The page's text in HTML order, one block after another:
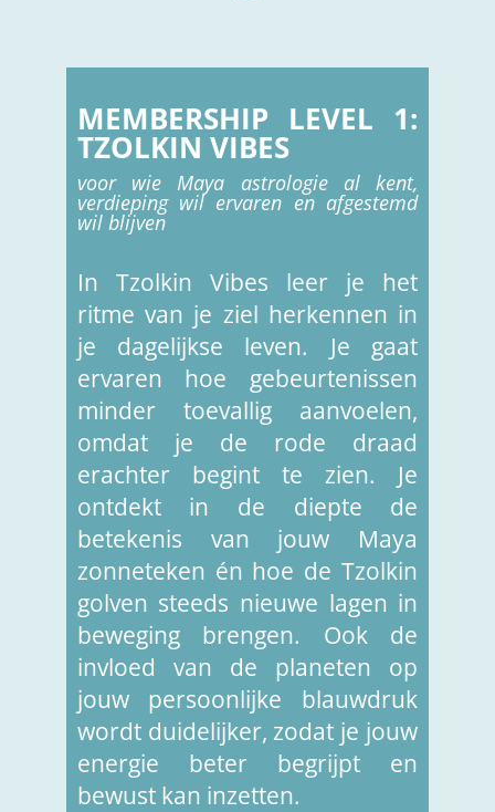
MEMBERSHIP LEVEL 1:
TZOLKIN VIBES
voor wie Maya astrologie al kent,
verdieping wil ervaren en afgestemd
wil blijven
In Tzolkin Vibes leer je het
ritme van je ziel herkennen in
je dagelijkse leven. Je gaat
ervaren hoe gebeurtenissen
minder toevallig aanvoelen,
omdat je de rode draad
erachter begint te zien. Je
ontdekt in de diepte de
betekenis van jouw Maya
zonneteken én hoe de Tzolkin
golven steeds nieuwe lagen in
beweging brengen. Ook de
invloed van de planeten op
jouw persoonlijke blauwdruk
wordt duidelijker, zodat je jouw
energie beter begrijpt en
bewust kan inzetten.